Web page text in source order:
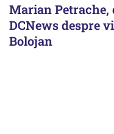
Marian
DCNews despre
Bolojan